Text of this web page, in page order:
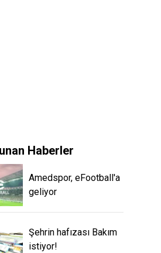
Haberler
Amedspor, eFootball'a
geliyor
Şehrin hafızası Bakım
istiyor!